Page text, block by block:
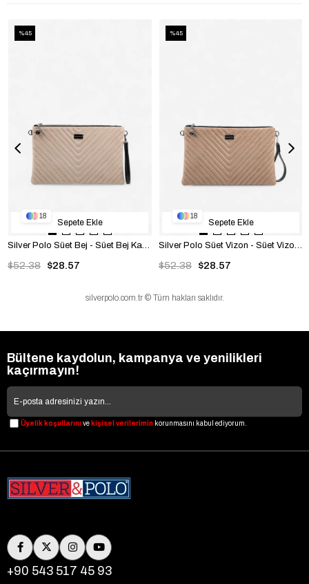
18
$28.57
$52.38
Sepete Ekle
%45
18
$28.57
$52.38
Sepete Ekle
%45
silverpolo.com.tr © Tüm hakları saklıdır.
Bültene kaydolun, kampanya ve yenilikleri
kaçırmayın!
Üyelik koşullarınıve kişisel verilerimin korunmasını kabul ediyorum.
+90 543 517 45 93